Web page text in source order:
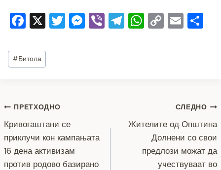
F
c
e
o
o
k
X T M Vi T W C E
Post
Tags:
#Битола
Навигација
на
напис
ПРЕТХОДНО
Кривогаштани се
приклучи кон кампањата
16 дена активизам
против родово базирано
СЛЕДНО
Жителите од Општина
Долнени со свои
предлози можат да
учествуваат во